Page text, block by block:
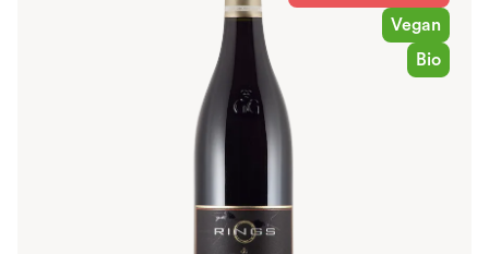
Vegan
Bio